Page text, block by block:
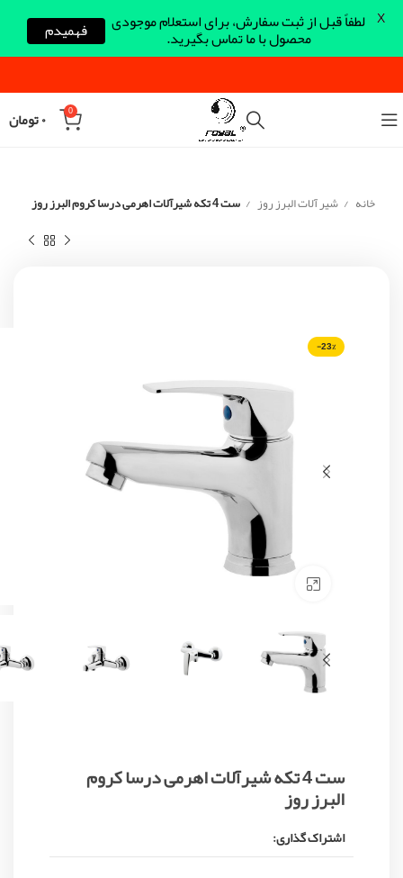
0 ۰تومان
خانه شیر آلات البرز روز ست 4 تکه شیرآلات اهرمی درسا کروم البرز روز
-23%
Click to enlarge
ست 4 تکه شیرآلات اهرمی درسا کروم
البرز روز
اشتراک گذاری:
لطفاً قبل از ثبت سفارش، برای استعلام موجودی
محصول با ما تماس بگیرید. فهمیدم X